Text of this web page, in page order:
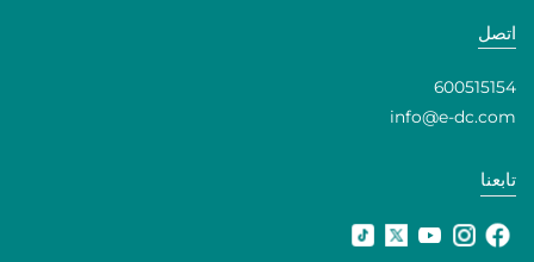
اتصل
600515154
info@e-dc.com
تابعنا